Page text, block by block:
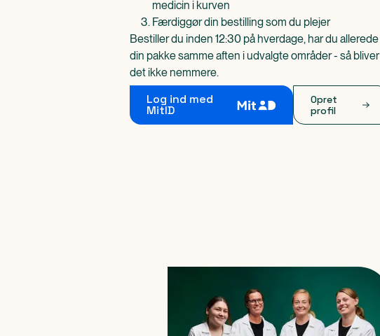
medicin i kurven
Færdiggør din bestilling som du plejer
Bestiller du inden 12:30 på hverdage, har du allerede
din pakke samme aften i udvalgte områder - så bliver
det ikke nemmere.
Log ind med
MitID
Opret
profil